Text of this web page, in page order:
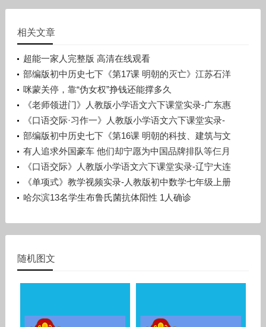
相关文章
超能一家人完整版 高清在线观看
部编版初中历史七下《第17课 明朝的灭亡》江苏石洋
洋
咪蒙关停，靠“伪女权”挣钱还能撑多久
《老师领进门》人教版小学语文六下课堂实录-广东惠
州市_惠阳区-许晓云
《口语交际·习作一》人教版小学语文六下课堂实录-
广西梧州市_蒙山县-潘少丽
部编版初中历史七下《第16课 明朝的科技、建筑与文
学》辽宁孙浩
有人追求外国豪车 他们却宁愿为中国品牌排队等仨月
《口语交际》人教版小学语文六下课堂实录-辽宁大连
市_旅顺口区-宋晨溪
《单项式》教学视频实录-人教版初中数学七年级上册
哈尔滨13名学生布鲁氏菌抗体阳性 1人确诊
随机图文